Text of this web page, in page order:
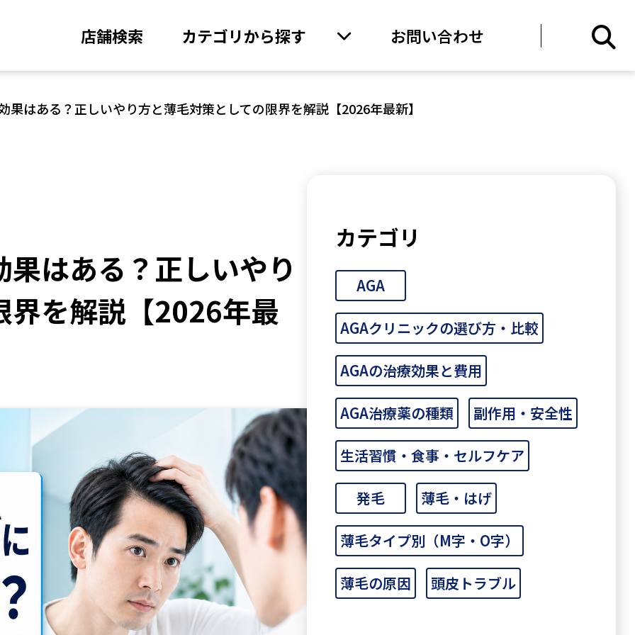
店舗検索 カテゴリから探す お問い合わせ
はある？正しいやり方と薄毛対策としての限界を解説【2026年最新】
はある？正しいやり
界を解説【2026年最
カテゴリ
AGA
AGAクリニックの選び方・比較
AGAの治療効果と費用
AGA治療薬の種類 副作用・安全性
生活習慣・食事・セルフケア
発毛 薄毛・はげ
薄毛タイプ別（M字・O字）
薄毛の原因 頭皮トラブル